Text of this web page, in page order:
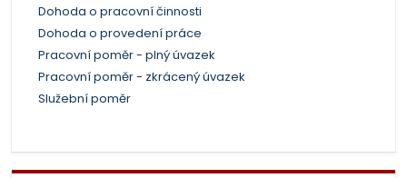
Dohoda o pracovní činnosti
Dohoda o provedení práce
Pracovní poměr - plný úvazek
Pracovní poměr - zkrácený úvazek
Služební poměr